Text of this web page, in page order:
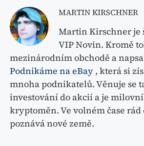
MARTIN KIRSCHNER
Martin Kirschner je
VIP Novin. Kromě
mezinárodním obchodě a
Podnikáme na eBay , která si
mnoha podnikatelů. Věnuje se
investování do akcií a je
kryptoměn. Ve volném čase rád
poznává nové země.